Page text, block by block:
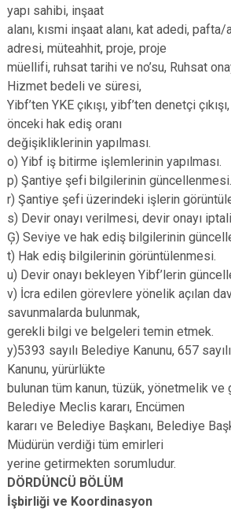
yapı sahibi, inşaat
alanı, kısmi inşaat alanı, kat adedi,
adresi, müteahhit, proje, proje
müellifi, ruhsat tarihi ve no’su, Ruhsat
Hizmet bedeli ve süresi,
Yibf’ten YKE çıkışı, yibf’ten denetçi
önceki hak ediş oranı
değişikliklerinin yapılması.
o) Yibf iş bitirme işlemlerinin yapılması.
p) Şantiye şefi bilgilerinin güncellenmesi.
r) Şantiye şefi üzerindeki işlerin
s) Devir onayı verilmesi, devir onayı
Ģ) Seviye ve hak ediş bilgilerinin
t) Hak ediş bilgilerinin görüntülenmesi.
u) Devir onayı bekleyen Yibf’lerin
v) İcra edilen görevlere yönelik açılan
savunmalarda bulunmak,
gerekli bilgi ve belgeleri temin etmek.
y)5393 sayılı Belediye Kanunu, 657
Kanunu, yürürlükte
bulunan tüm kanun, tüzük, yönetmelik
Belediye Meclis kararı, Encümen
kararı ve Belediye Başkanı, Belediye
Müdürün verdiği tüm emirleri
yerine getirmekten sorumludur.
DÖRDÜNCÜ BÖLÜM
İşbirliği ve Koordinasyon